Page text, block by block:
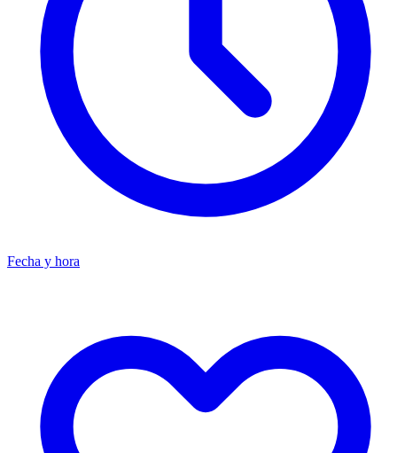
Fecha y hora